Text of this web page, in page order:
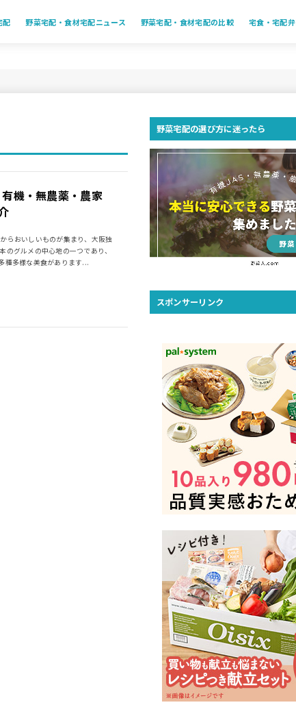
配 野菜宅配・食材宅配ニュース 野菜宅配・食材宅配の比較 宅食・宅配
機・無農薬・農家
らおいしいものが集まり、大阪独
のグルメの中心地の一つであり、
種多様な美食があります...
野菜宅配の選び方に迷ったら
スポンサーリンク